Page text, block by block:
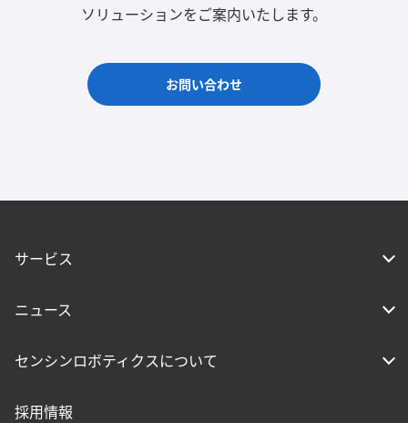
ソリューションをご案内いたします。
お問い合わせ
サービス
ニュース
センシンロボティクスについて
採用情報